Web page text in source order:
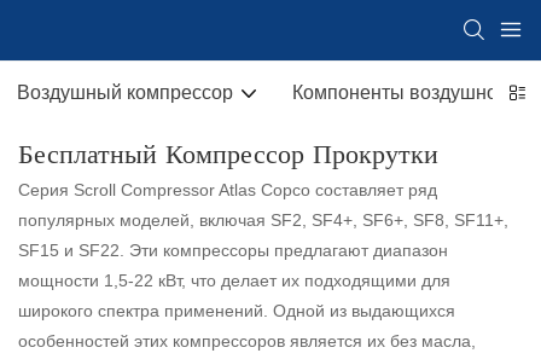
Воздушный компрессор Компоненты воздушного
Бесплатный Компрессор Прокрутки
Серия Scroll Compressor Atlas Copco составляет ряд
популярных моделей, включая SF2, SF4+, SF6+, SF8, SF11+,
SF15 и SF22. Эти компрессоры предлагают диапазон
мощности 1,5-22 кВт, что делает их подходящими для
широкого спектра применений. Одной из выдающихся
особенностей этих компрессоров является их без масла,